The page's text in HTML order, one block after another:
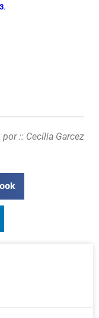
.
:: Cecília Garcez